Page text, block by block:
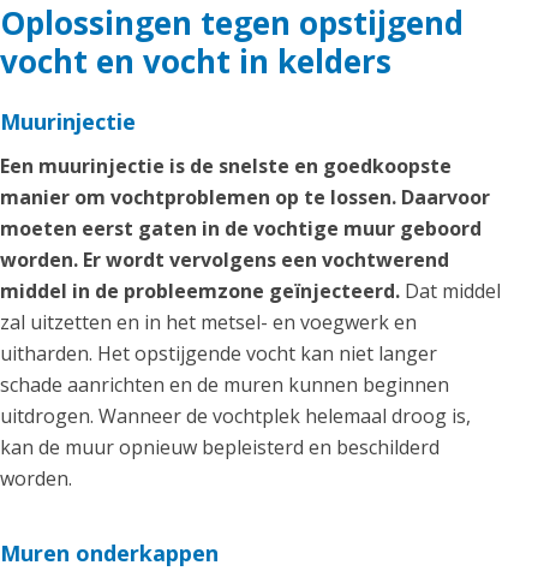
Oplossingen tegen opstijgend
vocht en vocht in kelders
Muurinjectie
Een muurinjectie is de snelste en goedkoopste
manier om vochtproblemen op te lossen. Daarvoor
moeten eerst gaten in de vochtige muur geboord
worden. Er wordt vervolgens een vochtwerend
middel in de probleemzone geïnjecteerd. Dat middel
zal uitzetten en in het metsel- en voegwerk en
uitharden. Het opstijgende vocht kan niet langer
schade aanrichten en de muren kunnen beginnen
uitdrogen. Wanneer de vochtplek helemaal droog is,
kan de muur opnieuw bepleisterd en beschilderd
worden.
Muren onderkappen